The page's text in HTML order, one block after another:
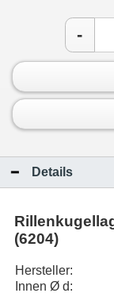
-
Details
(6204)
Hersteller:
Innen Ø d: